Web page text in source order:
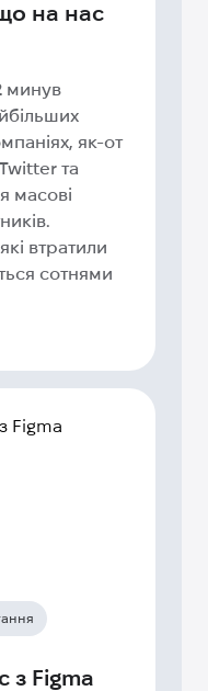
на нас
минув
як-от
та
масові
втратили
сотнями
з Figma